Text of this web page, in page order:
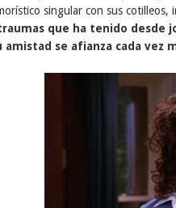
singular con sus cotilleos,
que ha tenido desde
amistad se afianza cada vez